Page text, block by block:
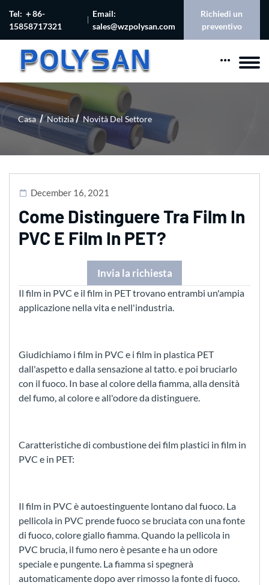
Tel: ＋86-
15858717321
Email:
sales@wzpolysan.com
Richiedi un
preventivo
Casa Notizia Novità Del Settore
December 16, 2021
Come Distinguere Tra Film In
PVC E Film In PET?
Invia la richiesta
Il film in PVC e il film in PET trovano entrambi un'ampia
applicazione nella vita e nell'industria.
Giudichiamo i film in PVC e i film in plastica PET
dall'aspetto e dalla sensazione al tatto. e poi bruciarlo
con il fuoco. In base al colore della fiamma, alla densità
del fumo, al colore e all'odore da distinguere.
Caratteristiche di combustione dei film plastici in film in
PVC e in PET:
Il film in PVC è autoestinguente lontano dal fuoco. La
pellicola in PVC prende fuoco se bruciata con una fonte
di fuoco, colore giallo fiamma. Quando la pellicola in
PVC brucia, il fumo nero è pesante e ha un odore
speciale e pungente. La fiamma si spegnerà
automaticamente dopo aver rimosso la fonte di fuoco.